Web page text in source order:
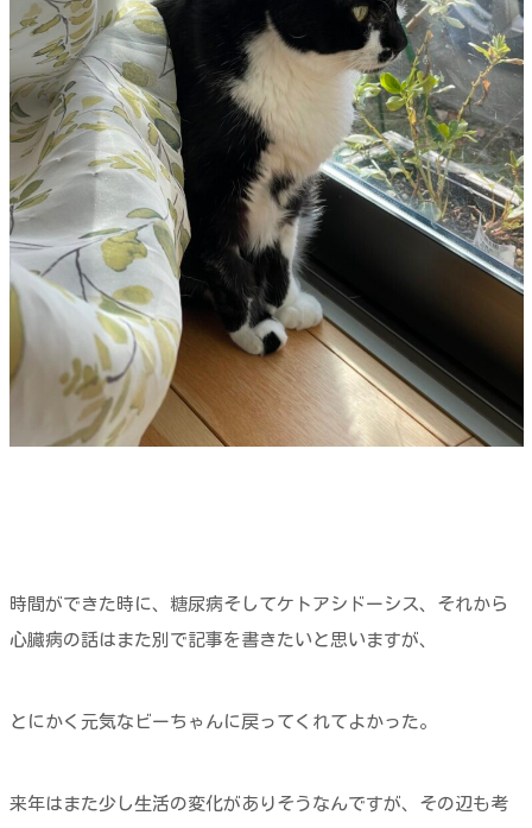
時間ができた時に、糖尿病そしてケトアシドーシス、それから
心臓病の話はまた別で記事を書きたいと思いますが、
とにかく元気なビーちゃんに戻ってくれてよかった。
来年はまた少し生活の変化がありそうなんですが、その辺も考